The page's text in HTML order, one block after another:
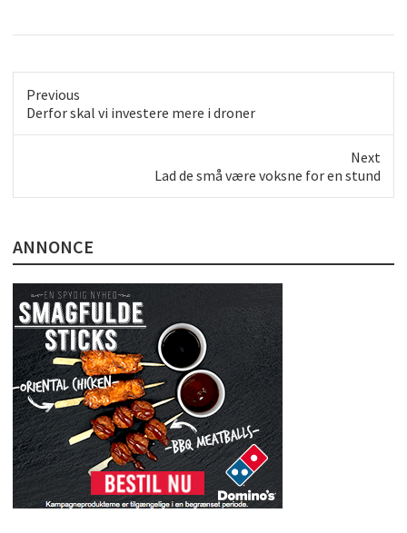
Previous
Previous
post:
Derfor skal vi investere mere i droner
Next
post:
Lad de små være voksne for en stund
ANNONCE